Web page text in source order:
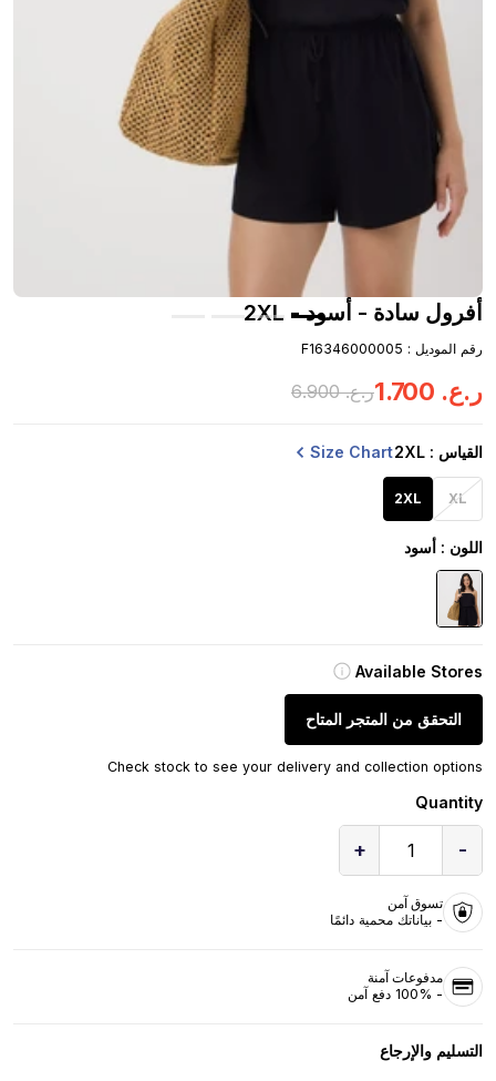
أفرول سادة - أسود - 2XL
رقم الموديل :
F16346000005
ر.ع. 1.700 ر.ع.‏
6.900
القياس : 2XL
Size Chart
XL
2XL
اللون : أسود
Available Stores
التحقق من المتجر المتاح
Check stock to see your delivery and collection options
Quantity
-
1
+
تسوق آمن
- بياناتك محمية دائمًا
مدفوعات آمنة
- 100% دفع آمن
التسليم والإرجاع